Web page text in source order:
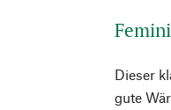
Dieser
gute